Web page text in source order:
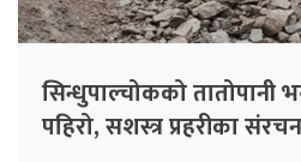
सिन्धुपाल्चोकको तातोपानी
पहिरो, सशस्त्र प्रहरीका